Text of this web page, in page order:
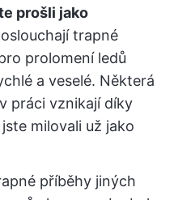
prošli jako
trapné
prolomení ledů
a veselé. Některá
práci vznikají díky
milovali už jako
příběhy jiných